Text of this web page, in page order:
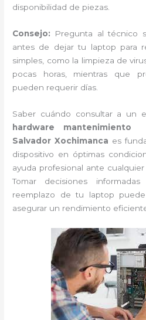
disponibilidad de piezas.
Consejo: Pregunta al técnico
antes de dejar tu laptop para
simples, como la limpieza de
pocas horas, mientras que
pueden requerir días.
Saber cuándo consultar a un
hardware
Salvador Xochimanca es
dispositivo en óptimas
ayuda profesional ante cualquier
Tomar decisiones
reemplazo de tu laptop
asegurar un rendimiento